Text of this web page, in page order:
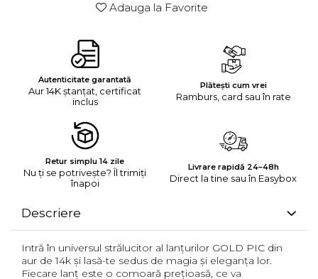
Adauga la Favorite
Autenticitate garantată
Aur 14K ștanțat, certificat
inclus
Plătești cum vrei
Ramburs, card sau în rate
Retur simplu 14 zile
Nu ți se potrivește? Îl trimiți
înapoi
Livrare rapidă 24–48h
Direct la tine sau în Easybox
Descriere
Intră în universul strălucitor al lanțurilor GOLD PIC din
aur de 14k și lasă-te sedus de magia și eleganța lor.
Fiecare lanț este o comoară prețioasă, ce va